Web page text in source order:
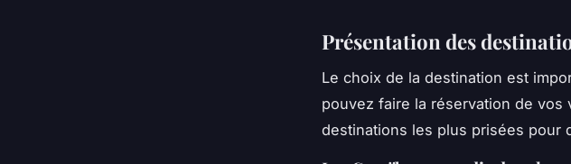
Présentation des
Le choix de la destination est
pouvez faire la réservation de vos
destinations les plus prisées pour